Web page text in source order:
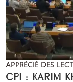
APPRÉCIÉ DES
CPI : KARIM